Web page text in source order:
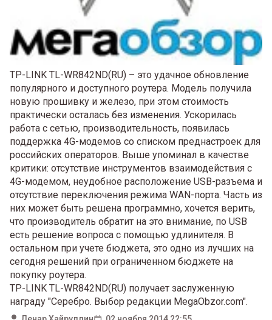
TP-LINK TL-WR842ND(RU) – это удачное обновление
популярного и доступного роутера. Модель получила
новую прошивку и железо, при этом стоимость
практически осталась без изменения. Ускорилась
работа с сетью, производительность, появилась
поддержка 4G-модемов со списком преднастроек для
российских операторов. Выше упоминал в качестве
критики: отсутствие инструментов взаимодействия с
4G-модемом, неудобное расположение USB-разъема и
отсутствие переключения режима WAN-порта. Часть из
них может быть решена программно, хочется верить,
что производитель обратит на это внимание, по USB
есть решение вопроса с помощью удлинителя. В
остальном при учете бюджета, это одно из лучших на
сегодня решений при ограниченном бюджете на
покупку роутера.
TP-LINK TL-WR842ND(RU) получает заслуженную
награду "Серебро. Выбор редакции MegaObzor.com".